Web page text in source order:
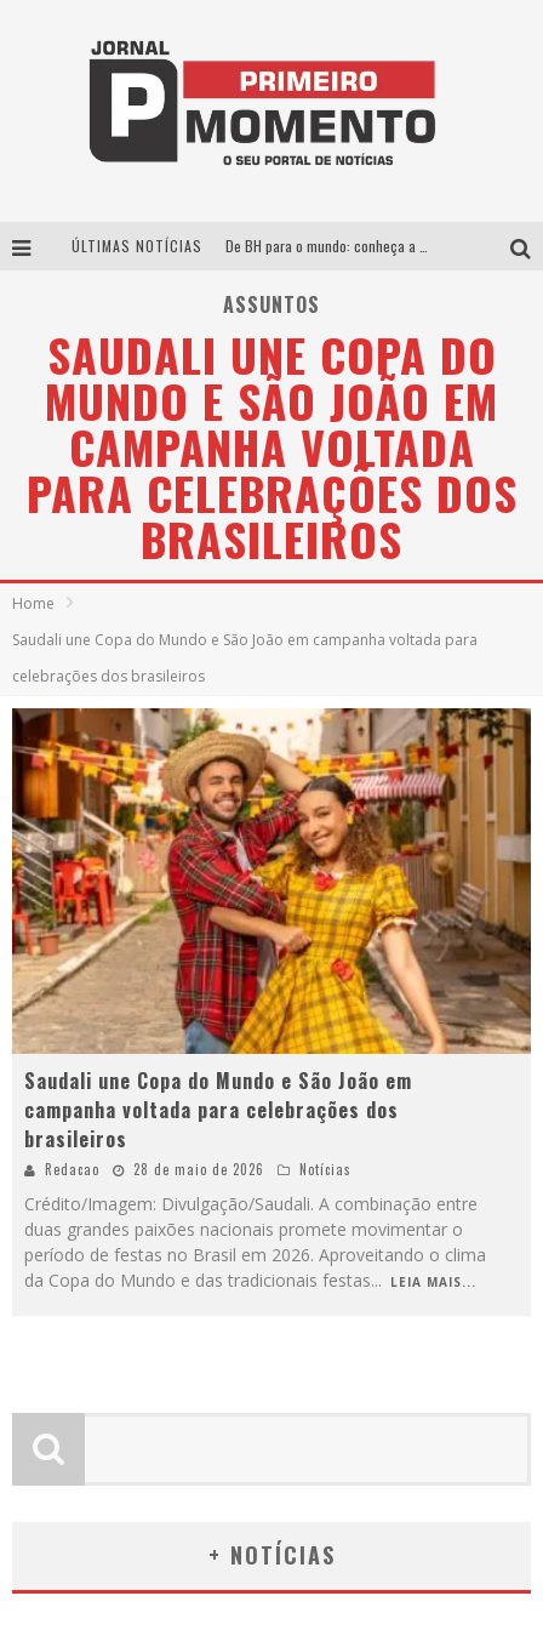
ÚLTIMAS NOTÍCIAS
Exposição “Habitante – Registros de um Bolinho pela Cidade”, de Raquel Bolinho, ocupa a PQNA Galeria Pedro Moraleida, no Palácio das Artes
Esplanada fica pequena e CÊ TÁ DOIDO FESTIVAL anuncia mudança para o gramado do Mineirão
ASSUNTOS
SAUDALI UNE COPA DO
MUNDO E SÃO JOÃO EM
CAMPANHA VOLTADA
PARA CELEBRAÇÕES DOS
BRASILEIROS
Home
Saudali une Copa do Mundo e São João em campanha voltada para
celebrações dos brasileiros
Saudali une Copa do Mundo e São João em
campanha voltada para celebrações dos
brasileiros
Redacao 28 de maio de 2026 Notícias
Crédito/Imagem: Divulgação/Saudali. A combinação entre
duas grandes paixões nacionais promete movimentar o
período de festas no Brasil em 2026. Aproveitando o clima
da Copa do Mundo e das tradicionais festas... LEIA MAIS...
+ NOTÍCIAS